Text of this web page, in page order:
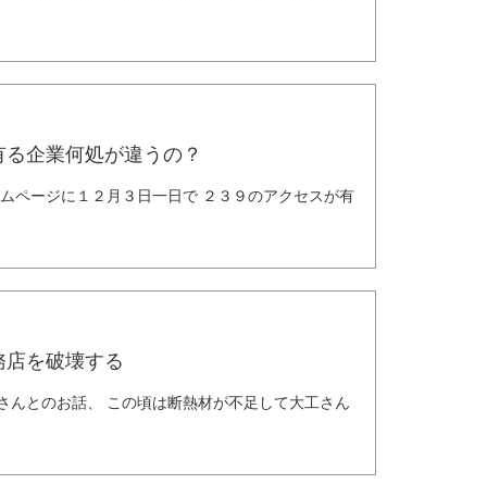
企業何処が違うの？
ページに１２月３日一日で ２３９のアクセスが有
を破壊する
んとのお話、 この頃は断熱材が不足して大工さん